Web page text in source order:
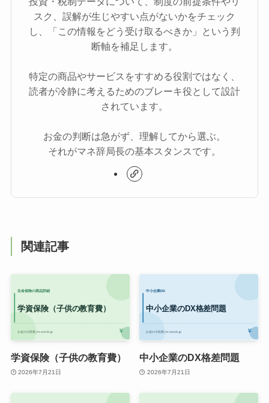
スク、誤解が生じやすい点がないかをチェック
し、「この情報をどう受け取るべきか」という判
断軸を補足します。
特定の商品やサービスをすすめる役割ではなく、
読者が冷静に考えるためのブレーキ役として設計
されています。
お金の判断は急がず、理解してから選ぶ。
それがマネ辞局長の基本スタンスです。
関連記事
学資保険（子供の教育費）
2026年7月21日
中小企業のDX格差問題
2026年7月21日